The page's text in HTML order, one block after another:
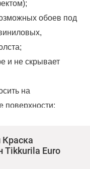
обоев под
и не скрывает
на
поверхности;
прихожих,
проходимостью;
Краска
Tikkurila Euro